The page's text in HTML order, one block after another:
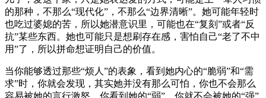
的那种，不那么“现代化”，不那么“边界清晰”。她可能年轻时
也吃过婆媳的苦，所以她潜意识里，可能也在“复刻”或者“反
抗”某些东西。她也可能只是想刷存在感，害怕自己“老了不中
用”了，所以拼命想证明自己的价值。
当你能够透过那些“烦人”的表象，看到她内心的“脆弱”和“需
求”时，你就会发现，其实她并没有那么可怕，你也不会那么